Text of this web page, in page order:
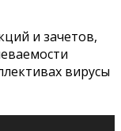
и зачетов,
вирусы